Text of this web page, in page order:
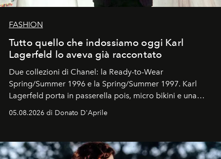
FASHION
Tutto quello che indossiamo oggi Karl
Lagerfeld lo aveva già raccontato
Due collezioni di Chanel: la Ready-to-Wear
Spring/Summer 1996 e la Spring/Summer 1997. Karl
Lagerfeld porta in passerella pois, micro bikini e una
logomania pensata per la spiaggia
Kate, Claudia e Carla una dietro l'altra. Trent'anni dopo,
uno dei documenti più contemporanei che abbiamo.
05.08.2026 di Donato D'Aprile